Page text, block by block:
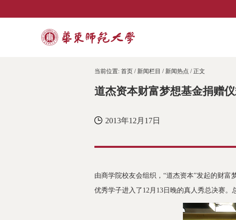
当前位置: 首页 / 新闻栏目 / 新闻热点 / 正文
道杰资本财富梦想基金捐赠
2013年12月17日
由商学院校友会组织，“道杰资本”发起的财
优秀学子进入了12月13日晚的真人秀总决赛。